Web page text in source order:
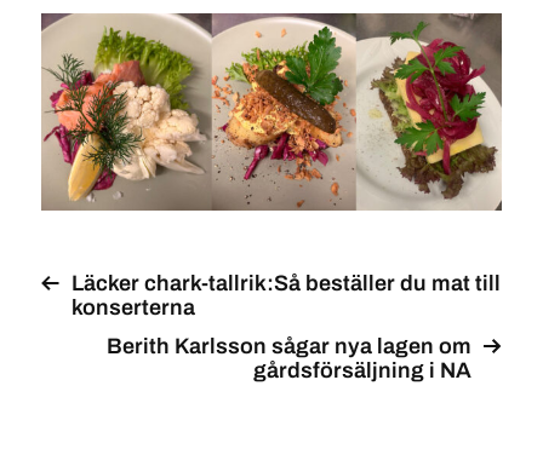
Läcker chark-tallrik:Så beställer du mat till
konserterna
Berith Karlsson sågar nya lagen om
gårdsförsäljning i NA